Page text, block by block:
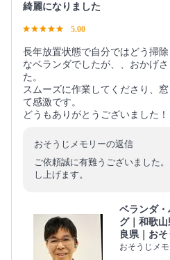
綺麗になりました
5.00
長年放置状態で自分ではどう掃
なベランダでしたが、、おかげ
た。
スムーズに作業してくださり、
て感激です。
どうもありがとうございました！
おそうじメモリーの返信
ご依頼誠に有難うございました
し上げます。
ベランダ
グ｜和歌
良県｜お
おそうじメ